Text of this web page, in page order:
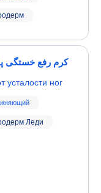
Леди
усталости ног